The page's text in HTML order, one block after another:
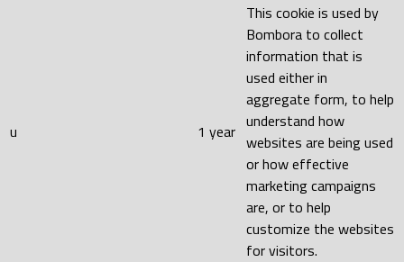
u 1 year
This cookie is used by
Bombora to collect
information that is
used either in
aggregate form, to help
understand how
websites are being used
or how effective
marketing campaigns
are, or to help
customize the websites
for visitors.